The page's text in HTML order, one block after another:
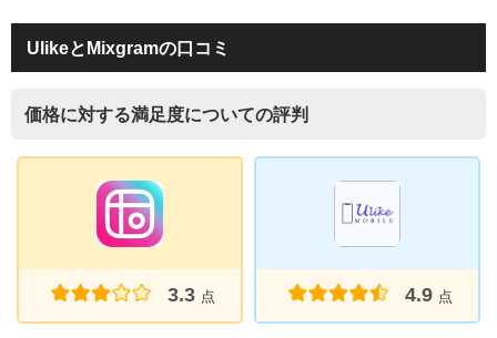
UlikeとMixgramの口コミ
価格に対する満足度についての評判
3.3 点 4.9 点